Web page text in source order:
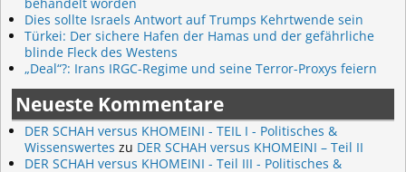
Dies sollte Israels Antwort auf Trumps Kehrtwende sein
Türkei: Der sichere Hafen der Hamas und der gefährliche
blinde Fleck des Westens
„Deal“?: Irans IRGC-Regime und seine Terror-Proxys feiern
Neueste Kommentare
DER SCHAH versus KHOMEINI - TEIL I - Politisches &
Wissenswertes zu DER SCHAH versus KHOMEINI – Teil II
DER SCHAH versus KHOMEINI - Teil III - Politisches &